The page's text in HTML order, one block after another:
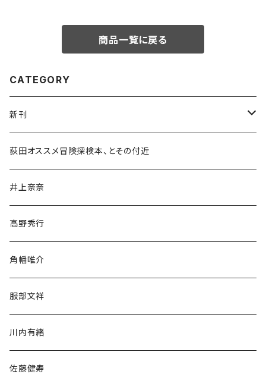
商品一覧に戻る
CATEGORY
新刊
和書
文学・小説・物語
随筆・ノンフィクション・その他
荻田オススメ冒険探検本、とその付近
井上奈奈
高野秀行
角幡唯介
服部文祥
川内有緒
佐藤健寿